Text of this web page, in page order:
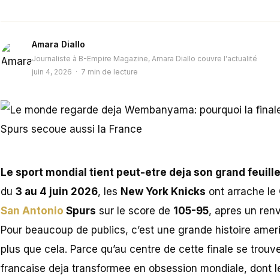
Amara Diallo
Journaliste à B-Empire Magazine, Amara Diallo couvre l'actualité
juin 4, 2026 · 7 min de lecture
Le sport mondial tient peut-etre deja son grand
du 3 au 4 juin 2026, les New York Knicks ont arrache le
San Antonio Spurs sur le score de 105-95, apres un
Pour beaucoup de publics, c’est une grande histoire
plus que cela. Parce qu’au centre de cette finale se
francaise deja transformee en obsession mondiale, dont